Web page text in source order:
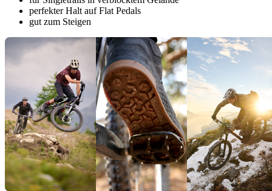
perfekter Halt auf Flat Pedals
gut zum Steigen